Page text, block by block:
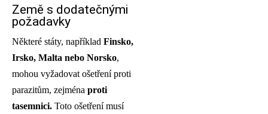
Země s dodatečnými
požadavky
Některé státy, například Finsko,
Irsko, Malta nebo Norsko,
mohou vyžadovat ošetření proti
parazitům, zejména proti
tasemnici. Toto ošetření musí